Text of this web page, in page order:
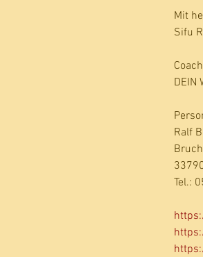
Mit
Sifu
DEIN
Ralf
Tel.: